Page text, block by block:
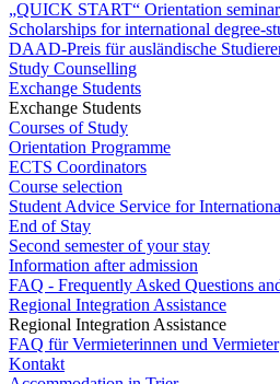
„QUICK START“ Orientation
Scholarships for international degree-
DAAD-Preis für ausländische
Study Counselling
Exchange Students
Exchange Students
Courses of Study
Orientation Programme
ECTS Coordinators
Course selection
Student Advice Service for
End of Stay
Second semester of your stay
Information after admission
FAQ - Frequently Asked Questions
Regional Integration Assistance
Regional Integration Assistance
FAQ für Vermieterinnen und Vermieter
Kontakt